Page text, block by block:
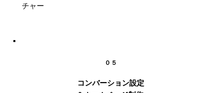
チャー
０５
コンバーション設定